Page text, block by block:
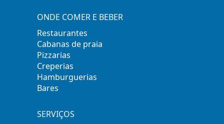
ONDE COMER E BEBER
Restaurantes
Cabanas de praia
Pizzarias
Creperias
Hamburguerias
Bares
SERVIÇOS